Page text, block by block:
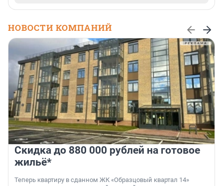
НОВОСТИ КОМПАНИЙ
Скидка до 880 000 рублей на готовое
жильё*
Теперь квартиру в сданном ЖК «Образцовый квартал 14»